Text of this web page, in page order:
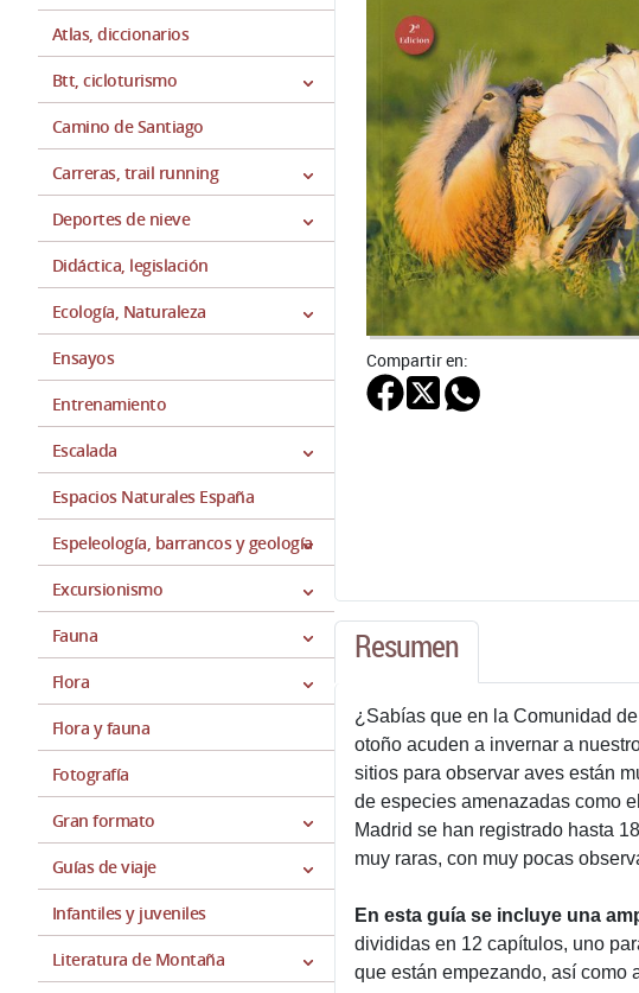
Atlas, diccionarios
Btt, cicloturismo
Camino de Santiago
Carreras, trail running
Deportes de nieve
Didáctica, legislación
Ecología, Naturaleza
Ensayos
Entrenamiento
Escalada
Espacios Naturales España
Espeleología, barrancos y geología
Excursionismo
Fauna
Flora
Flora y fauna
Fotografía
Gran formato
Guías de viaje
Infantiles y juveniles
Literatura de Montaña
Compartir en:
Resumen
¿Sabías que en la Comunidad
otoño acuden a invernar a
sitios para observar aves están
de especies amenazadas como
Madrid se han registrado hasta
muy raras, con muy pocas
En esta guía se incluye una
divididas en 12 capítulos, uno
que están empezando, así como